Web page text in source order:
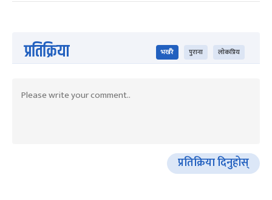
प्रतिक्रिया भर्खरै पुराना लोकप्रिय
प्रतिक्रिया दिनुहोस्